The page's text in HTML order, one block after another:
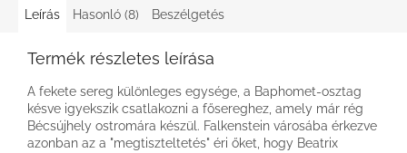
Leírás Hasonló (8) Beszélgetés
Termék részletes leírása
A fekete sereg különleges egysége, a Baphomet-osztag
késve igyekszik csatlakozni a fősereghez, amely már rég
Bécsújhely ostromára készül. Falkenstein városába érkezve
azonban az a "megtiszteltetés" éri őket, hogy Beatrix